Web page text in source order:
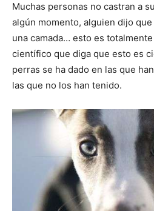
Muchas personas no castran a
algún momento, alguien dijo
una camada… esto es
científico que diga que esto es
perras se ha dado en las que
las que no los han tenido.